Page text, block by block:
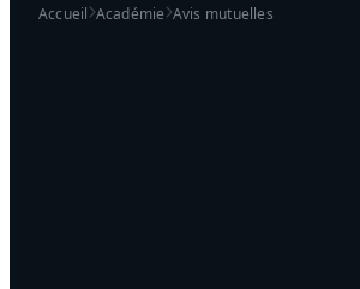
Accueil Académie Avis mutuelles